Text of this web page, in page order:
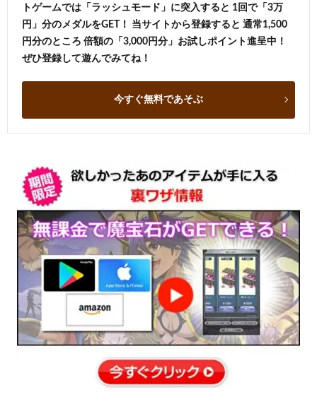
トゲームでは「ラッシュモード」に突入すると 1回で「3万
円」分のメダルをGET！ 当サイトから登録すると 通常1,500
円分のところ 倍額の「3,000円分」お試しポイント進呈中！
ぜひ登録して遊んでみてね！
今すぐ無料であそぶ